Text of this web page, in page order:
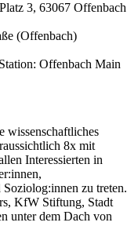
3, 63067 Offenbach
(Offenbach)
Offenbach Main
wissenschaftliches
8x mit
Interessierten in
zu treten.
KfW Stiftung, Stadt
unter dem Dach von